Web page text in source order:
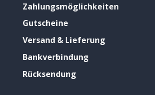
Zahlungsmöglichkeiten
Gutscheine
Versand & Lieferung
Bankverbindung
Rücksendung